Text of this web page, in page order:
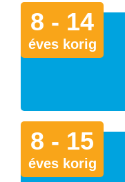
8 - 14
éves korig
8 - 15
éves korig